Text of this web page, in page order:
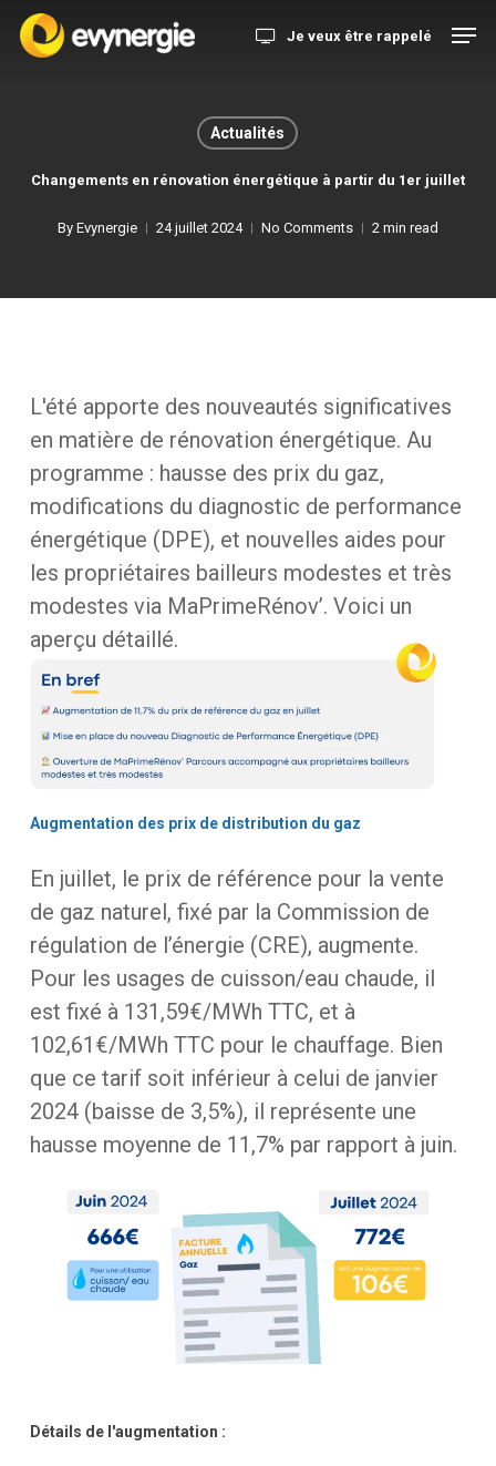
Skip
Je veux être rappelé
Actualités
Changements en rénovation énergétique à partir du 1er juillet
By Evynergie 24 juillet 2024 No Comments 2 min read
L'été apporte des nouveautés significatives
en matière de rénovation énergétique. Au
programme : hausse des prix du gaz,
modifications du diagnostic de performance
énergétique (DPE), et nouvelles aides pour
les propriétaires bailleurs modestes et très
modestes via MaPrimeRénov’. Voici un
aperçu détaillé.
Augmentation des prix de distribution du gaz
En juillet, le prix de référence pour la vente
de gaz naturel, fixé par la Commission de
régulation de l’énergie (CRE), augmente.
Pour les usages de cuisson/eau chaude, il
est fixé à 131,59€/MWh TTC, et à
102,61€/MWh TTC pour le chauffage. Bien
que ce tarif soit inférieur à celui de janvier
2024 (baisse de 3,5%), il représente une
hausse moyenne de 11,7% par rapport à juin.
Détails de l'augmentation :